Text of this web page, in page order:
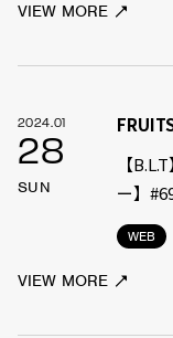
VIEW MORE
2024.01
28
SUN
WEB
【
ー】
VIEW MORE